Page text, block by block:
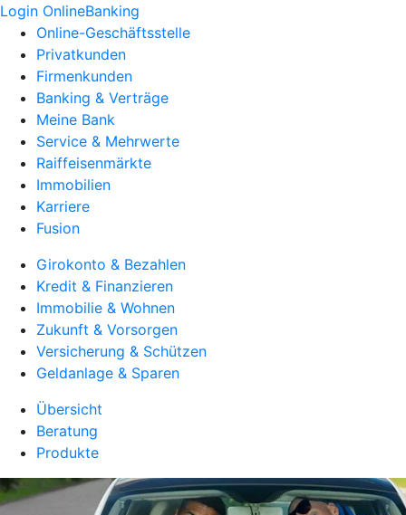
Login OnlineBanking
Online-Geschäftsstelle
Privatkunden
Firmenkunden
Banking & Verträge
Meine Bank
Service & Mehrwerte
Raiffeisenmärkte
Immobilien
Karriere
Fusion
Girokonto & Bezahlen
Kredit & Finanzieren
Immobilie & Wohnen
Zukunft & Vorsorgen
Versicherung & Schützen
Geldanlage & Sparen
Übersicht
Beratung
Produkte